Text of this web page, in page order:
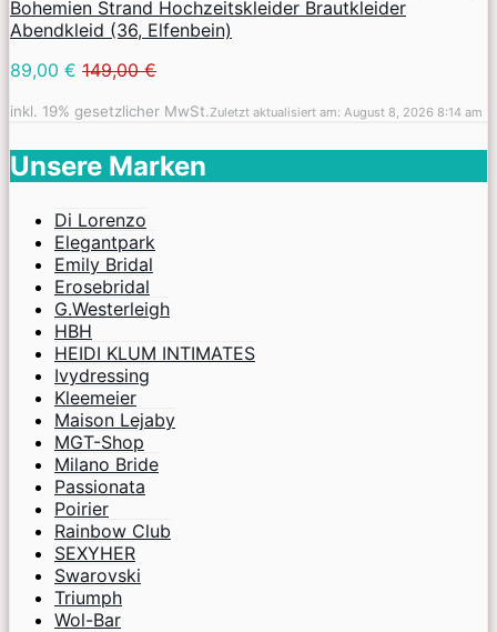
Bohemien Strand Hochzeitskleider Brautkleider
Abendkleid (36, Elfenbein)
89,00 € 149,00 €
inkl. 19% gesetzlicher MwSt.Zuletzt aktualisiert am: August 8, 2026 8:14 am
Unsere Marken
Di Lorenzo
Elegantpark
Emily Bridal
Erosebridal
G.Westerleigh
HBH
HEIDI KLUM INTIMATES
Ivydressing
Kleemeier
Maison Lejaby
MGT-Shop
Milano Bride
Passionata
Poirier
Rainbow Club
SEXYHER
Swarovski
Triumph
Wol-Bar